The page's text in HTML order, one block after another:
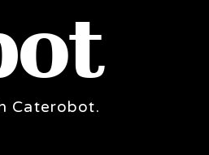
Caterobot.